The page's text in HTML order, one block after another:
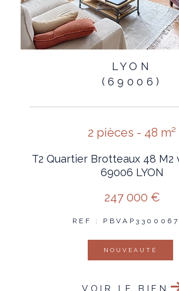
LYON
(69006)
2 pièces - 48 m²
T2 Quartier Brotteaux 48 M2
69006 LYON
247 000 €
REF :
NOUVEAUTÉ